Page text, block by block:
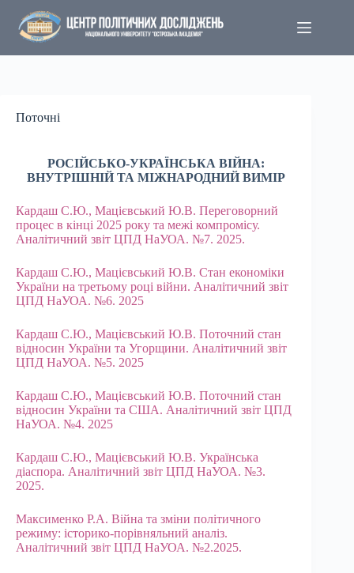
вмісту
Поточні
РОСІЙСЬКО-УКРАЇНСЬКА ВІЙНА:
ВНУТРІШНІЙ ТА МІЖНАРОДНИЙ ВИМІР
Кардаш С.Ю., Мацієвський Ю.В. Переговорний
процес в кінці 2025 року та межі компромісу.
Аналітичний звіт ЦПД НаУОА. №7. 2025.
Кардаш С.Ю., Мацієвський Ю.В. Стан економіки
України на третьому році війни. Аналітичний звіт
ЦПД НаУОА. №6. 2025
Кардаш С.Ю., Мацієвський Ю.В. Поточний стан
відносин України та Угорщини. Аналітичний звіт
ЦПД НаУОА. №5. 2025
Кардаш С.Ю., Мацієвський Ю.В. Поточний стан
відносин України та США. Аналітичний звіт ЦПД
НаУОА. №4. 2025
Кардаш С.Ю., Мацієвський Ю.В. Українська
діаспора. Аналітичний звіт ЦПД НаУОА. №3.
2025.
Максименко Р.А. Війна та зміни політичного
режиму: історико-порівняльний аналіз.
Аналітичний звіт ЦПД НаУОА. №2.2025.